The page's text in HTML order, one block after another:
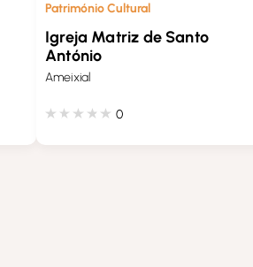
Património Cultural
Igreja Matriz de Santo
António
Ameixial
0